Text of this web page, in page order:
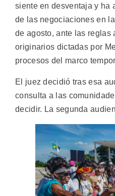
siente en desventaja y ha
de las negociaciones en
de agosto, ante las reglas
originarios dictadas por
procesos del marco
El juez decidió tras esa
consulta a las
decidir. La segunda